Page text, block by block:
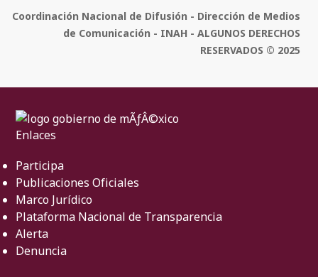
Coordinación Nacional de Difusión - Dirección de Medios
de Comunicación - INAH - ALGUNOS DERECHOS
RESERVADOS © 2025
Enlaces
Participa
Publicaciones Oficiales
Marco Jurídico
Plataforma Nacional de Transparencia
Alerta
Denuncia